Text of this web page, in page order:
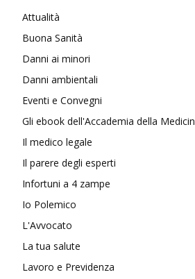
Attualità
Buona Sanità
Danni ai minori
Danni ambientali
Eventi e Convegni
Gli ebook dell'Accademia della
Il medico legale
Il parere degli esperti
Infortuni a 4 zampe
Io Polemico
L'Avvocato
La tua salute
Lavoro e Previdenza